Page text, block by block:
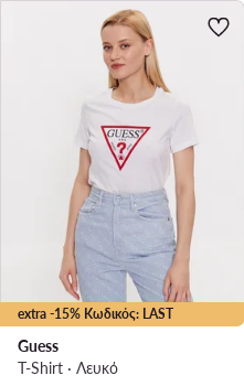
extra -15% Κωδικός: LAST
Guess
T-Shirt · Λευκό